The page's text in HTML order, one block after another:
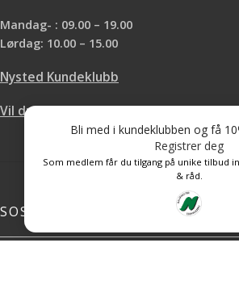
Mandag- : 09.00 – 19.00
Lørdag: 10.00 – 15.00
Nysted Kundeklubb
Vil du leie hos oss?
SOSIALE MEDIER
Bli med i kundeklubben og få
Registrer deg
Som medlem får du tilgang på unike tilbud
& råd.